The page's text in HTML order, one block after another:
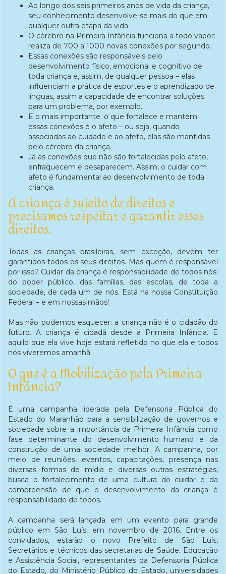
Ao longo dos seis primeiros anos de vida da criança,
seu conhecimento desenvolve-se mais do que em
qualquer outra etapa da vida.
O cérebro na Primeira Infância funciona a todo vapor:
realiza de 700 a 1000 novas conexões por segundo.
Essas conexões são responsáveis pelo
desenvolvimento físico, emocional e cognitivo de
toda criança e, assim, de qualquer pessoa – elas
influenciam a prática de esportes e o aprendizado de
línguas, assim a capacidade de encontrar soluções
para um problema, por exemplo.
E o mais importante: o que fortalece e mantém
essas conexões é o afeto – ou seja, quando
associadas ao cuidado e ao afeto, elas são mantidas
pelo cérebro da criança.
Já as conexões que não são fortalecidas pelo afeto,
enfraquecem e desaparecem. Assim, o cuidar com
afeto é fundamental ao desenvolvimento de toda
criança.
A criança é sujeito de direitos e
precisamos respeitar e garantir esses
direitos.
Todas as crianças brasileiras, sem exceção, devem ter
garantidos todos os seus direitos. Mas quem é responsável
por isso? Cuidar da criança é responsabilidade de todos nós:
do poder público, das famílias, das escolas, de toda a
sociedade, de cada um de nós. Está na nossa Constituição
Federal – e em nossas mãos!
Mas não podemos esquecer: a criança não é o cidadão do
futuro. A criança é cidadã desde a Primeira Infância. E
aquilo que ela vive hoje estará refletido no que ela e todos
nós viveremos amanhã.
O que é a Mobilização pela Primeira
Infância?
É uma campanha liderada pela Defensoria Pública do
Estado do Maranhão para a sensibilização de governos e
sociedade sobre a importância da Primeira Infância como
fase determinante do desenvolvimento humano e da
construção de uma sociedade melhor. A campanha, por
meio de reuniões, eventos, capacitações, presença nas
diversas formas de mídia e diversas outras estratégias,
busca o fortalecimento de uma cultura do cuidar e da
compreensão de que o desenvolvimento da criança é
responsabilidade de todos.
A campanha será lançada em um evento para grande
público em São Luís, em novembro de 2016. Entre os
convidados, estarão o novo Prefeito de São Luís,
Secretários e técnicos das secretarias de Saúde, Educação
e Assistência Social, representantes da Defensoria Pública
do Estado, do Ministério Público do Estado, universidades